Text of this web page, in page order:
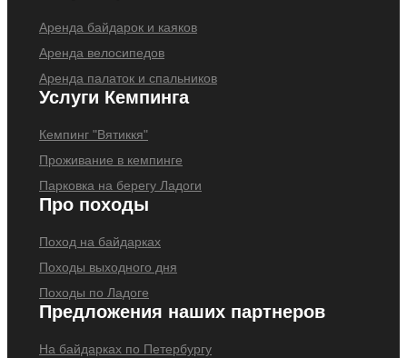
Аренда байдарок и каяков
Аренда велосипедов
Аренда палаток и спальников
Услуги Кемпинга
Кемпинг "Вятиккя"
Проживание в кемпинге
Парковка на берегу Ладоги
Про походы
Поход на байдарках
Походы выходного дня
Походы по Ладоге
Предложения наших партнеров
На байдарках по Петербургу